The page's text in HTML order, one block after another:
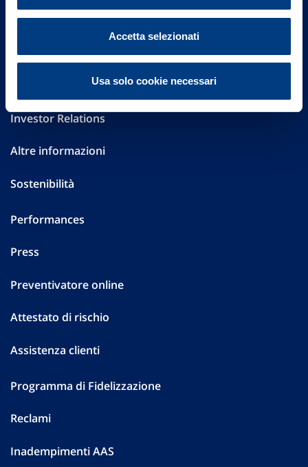
Accetta selezionati
Usa solo cookie necessari
Part. IVA 01329510158
FAQ
Investor Relations
Altre informazioni
Sostenibilità
Performances
Press
Preventivatore online
Attestato di rischio
Assistenza clienti
Programma di Fidelizzazione
Reclami
Inadempimenti AAS